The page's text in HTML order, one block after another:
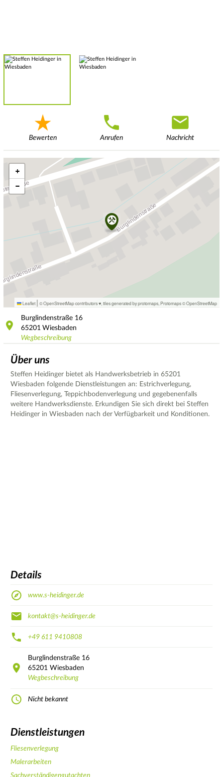
Bewerten Anrufen Nachricht
+
−
Leaflet | © OpenStreetMap contributors ♥, tiles generated by protomaps Protomaps©OpenStreetMap
Burglindenstraße 16
65201 Wiesbaden
Wegbeschreibung
Über uns
Steffen Heidinger bietet als Handwerksbetrieb in 65201
Wiesbaden folgende Dienstleistungen an: Estrichverlegung,
Fliesenverlegung, Teppichbodenverlegung und gegebenenfalls
weitere Handwerksdienste. Erkundigen Sie sich direkt bei Steffen
Heidinger in Wiesbaden nach der Verfügbarkeit und Konditionen.
Details
www.s-heidinger.de
kontakt@s-heidinger.de
+49 611 9410808
Burglindenstraße 16
65201 Wiesbaden
Wegbeschreibung
Nicht bekannt
Dienstleistungen
Fliesenverlegung
Malerarbeiten
Sachverständigengutachten